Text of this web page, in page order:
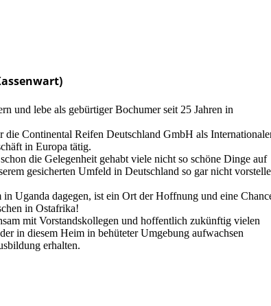
und lebe als gebürtiger Bochumer seit 25 Jahren in
Continental Reifen Deutschland GmbH als
in Europa tätig.
die Gelegenheit gehabt viele nicht so schöne Dinge auf
gesicherten Umfeld in Deutschland so gar nicht
Uganda dagegen, ist ein Ort der Hoffnung und eine
in Ostafrika!
mit Vorstandskollegen und hoffentlich zukünftig vielen
in diesem Heim in behüteter Umgebung aufwachsen
erhalten.